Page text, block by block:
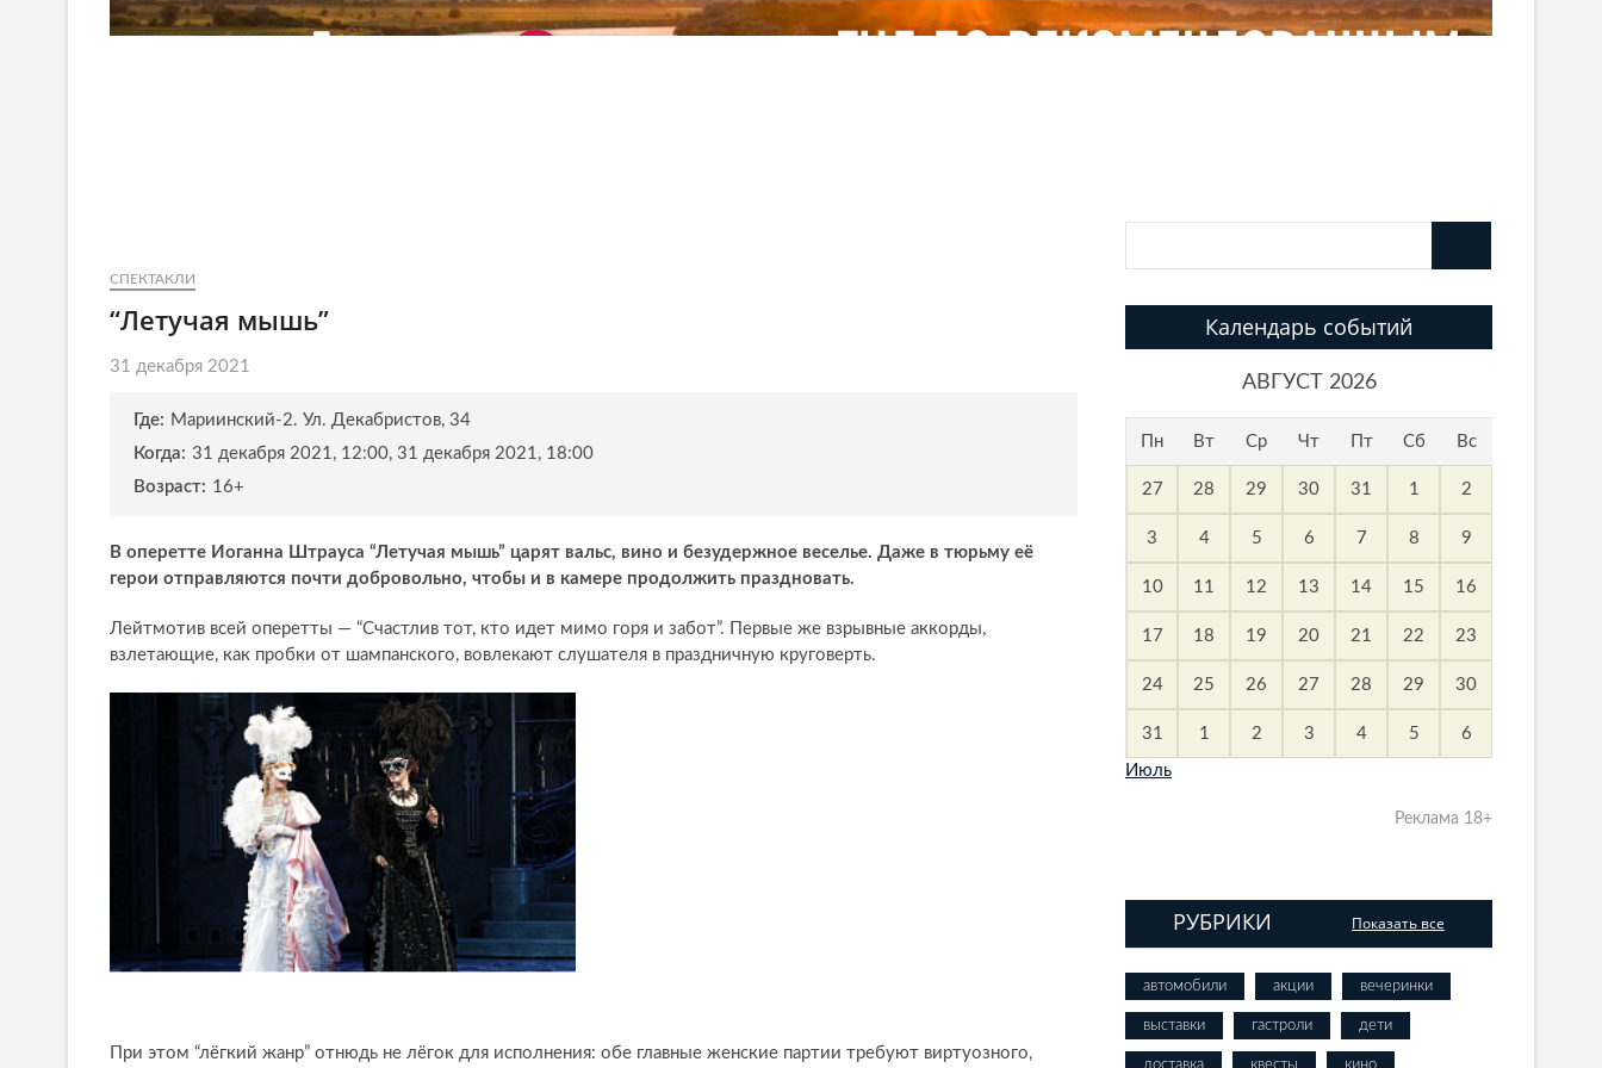
СПЕКТАКЛИ
“Летучая мышь”
31 декабря 2021
Где: Мариинский-2. Ул. Декабристов, 34
Когда: 31 декабря 2021, 12:00, 31 декабря 2021, 18:00
Возраст: 16+
В оперетте Иоганна Штрауса “Летучая мышь” царят вальс, вино и безудержное веселье. Даже в тюрьму её
герои отправляются почти добровольно, чтобы и в камере продолжить праздновать.
Лейтмотив всей оперетты — “Счастлив тот, кто идет мимо горя и забот”. Первые же взрывные аккорды,
взлетающие, как пробки от шампанского, вовлекают слушателя в праздничную круговерть.
При этом “лёгкий жанр” отнюдь не лёгок для исполнения: обе главные женские партии требуют виртуозного,
Календарь событий
АВГУСТ 2026
Пн Вт Ср Чт Пт Сб Вс
27 28 29 30 31 1 2
3 4 5 6 7 8 9
10 11 12 13 14 15 16
17 18 19 20 21 22 23
24 25 26 27 28 29 30
31 1 2 3 4 5 6
Июль
Реклама 18+
РУБРИКИ Показать все
автомобили акции вечеринки
выставки гастроли дети